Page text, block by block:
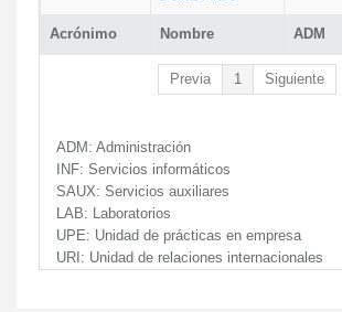
Acrónimo Nombre ADM
Previa 1 Siguiente
ADM: Administración
INF: Servicios informáticos
SAUX: Servicios auxiliares
LAB: Laboratorios
UPE: Unidad de prácticas en empresa
URI: Unidad de relaciones internacionales